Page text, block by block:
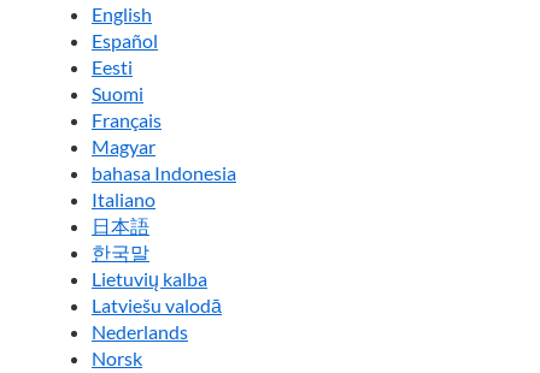
English
Español
Eesti
Suomi
Français
Magyar
bahasa Indonesia
Italiano
日本語
한국말
Lietuvių kalba
Latviešu valodā
Nederlands
Norsk